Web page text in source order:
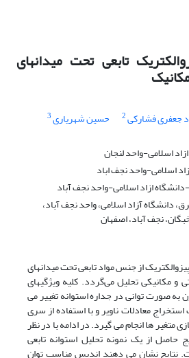
تابعی تحت میدانهای
جعفری فشارکی2 حسین شهریاری3
اسلامی-واحد لنجان
اسلامی-واحد نجف اباد
ازاد اسلامی-واحد نجف آباد
دانشگاه آزاد اسلامی، واحد نجف آباد،
نجف آباد، اصفهان
از جنس مواد تابعی تحت میدانهای
و مکانیکی تحلیل می‌گردد. کلیه ویژگیهای
صورت توانی در جداره استوانه تغییر می
معادلات ناویر و با استفاده از سری
ها انجام می گیرد. در ادامه با در نظر
حاصل از یک نمونه تحلیل استوانه تابعی
نتایج نشان می دهند اندیس مناسب توان